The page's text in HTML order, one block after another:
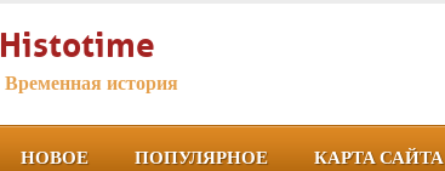
Histotime
Временная история
НОВОЕ ПОПУЛЯРНОЕ КАРТА САЙТА